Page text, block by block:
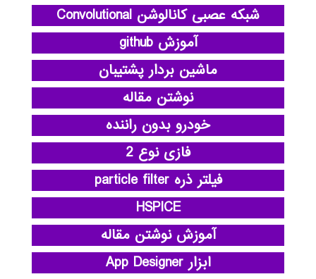
شبکه عصبی کانالوشن Convolutional
آموزش github
ماشین بردار پشتیبان
نوشتن مقاله
خودرو بدون راننده
فازی نوع 2
فیلتر ذره particle filter
HSPICE
آموزش نوشتن مقاله
ابزار App Designer